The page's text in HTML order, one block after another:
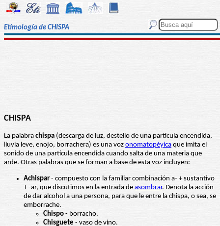
Etimología de CHISPA
CHISPA
La palabra chispa (descarga de luz, destello de una partícula encendida,
lluvia leve, enojo, borrachera) es una voz onomatopéyica que imita el
sonido de una partícula encendida cuando salta de una materia que
arde. Otras palabras que se forman a base de esta voz incluyen:
Achispar - compuesto con la familiar combinación a- + sustantivo
+ -ar, que discutimos en la entrada de asombrar. Denota la acción
de dar alcohol a una persona, para que le entre la chispa, o sea, se
emborrache.
Chispo - borracho.
Chisguete - vaso de vino.